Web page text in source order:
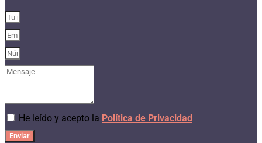
He leído y acepto la Política de Privacidad
Enviar